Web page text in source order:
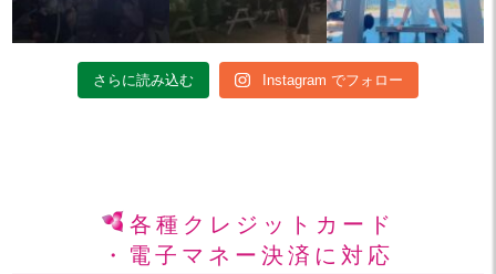
さらに読み込む Instagram でフォロー
各種クレジットカード
・電子マネー決済に対応